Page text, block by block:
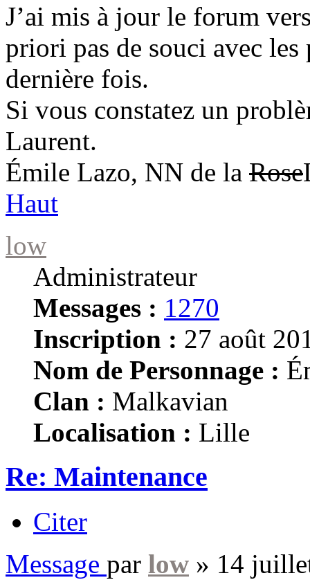
J’ai mis à jour le forum
priori pas de souci avec les
dernière fois.
Si vous constatez un
Laurent.
Émile Lazo, NN de la Rose
Haut
low
Administrateur
Messages : 1270
Inscription : 27 août
Nom de Personnage :
Clan : Malkavian
Localisation : Lille
Re: Maintenance
Citer
Message par low » 14